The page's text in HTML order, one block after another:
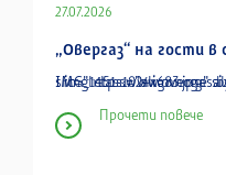
27.07.2026
„Овергаз“ на гости
img class="alignnone size-medium wp-image-12786"
Прочети повече